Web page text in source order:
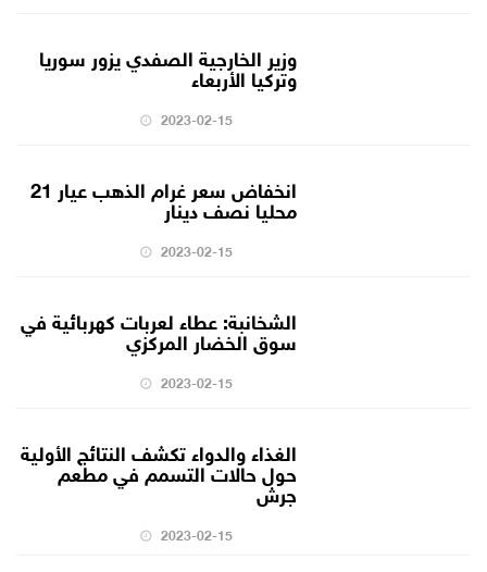
وزير الخارجية الصفدي يزور سوريا
وتركيا الأربعاء
2023-02-15
انخفاض سعر غرام الذهب عيار 21
محليا نصف دينار
2023-02-15
الشخانبة: عطاء لعربات كهربائية في
سوق الخضار المركزي
2023-02-15
الغذاء والدواء تكشف النتائج الأولية
حول حالات التسمم في مطعم
جرش
2023-02-15